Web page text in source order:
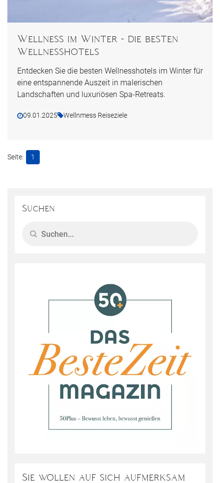
Wellness im Winter - die besten
Wellnesshotels
Entdecken Sie die besten Wellnesshotels im Winter für
eine entspannende Auszeit in malerischen
Landschaften und luxuriösen Spa-Retreats.
09.01.2025 Wellnmess Reiseziele
1
Suchen
Sie wollen auf sich aufmerksam